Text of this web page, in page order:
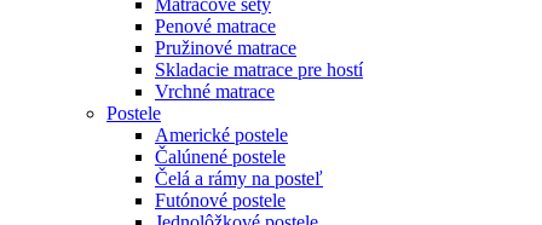
Penové matrace
Pružinové matrace
Skladacie matrace pre hostí
Vrchné matrace
Postele
Americké postele
Čalúnené postele
Čelá a rámy na posteľ
Futónové postele